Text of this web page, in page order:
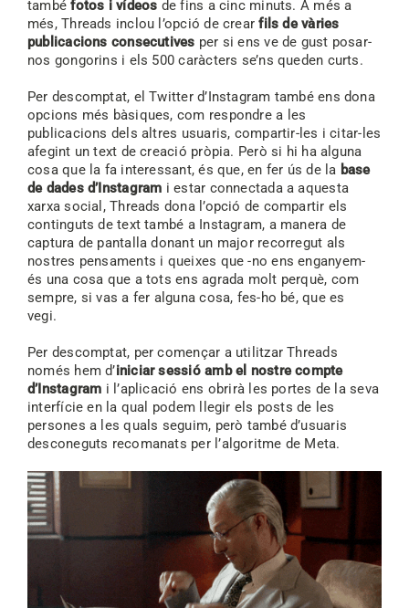
tambéfotos i vídeos de fins a cinc minuts. A més a
més, Threads inclou l’opció de crearfils de vàries
publicacions consecutives per si ens ve de gust posar-
nos gongorins i els 500 caràcters se’ns queden curts.
Per descomptat, el Twitter d’Instagram també ens dona
opcions més bàsiques, com respondre a les
publicacions dels altres usuaris, compartir-les i citar-les
afegint un text de creació pròpia. Però si hi ha alguna
cosa que la fa interessant, és que, en fer ús de la base
de dades d’Instagram i estar connectada a aquesta
xarxa social, Threads dona l’opció de compartir els
continguts de text també a Instagram, a manera de
captura de pantalla donant un major recorregut als
nostres pensaments i queixes que -no ens enganyem-
és una cosa que a tots ens agrada molt perquè, com
sempre, si vas a fer alguna cosa, fes-ho bé, que es
vegi.
Per descomptat, per començar a utilitzar Threads
només hem d’iniciar sessió amb el nostre compte
d’Instagram i l’aplicació ens obrirà les portes de la seva
interfície en la qual podem llegir els posts de les
persones a les quals seguim, però també d’usuaris
desconeguts recomanats per l’algoritme de Meta.